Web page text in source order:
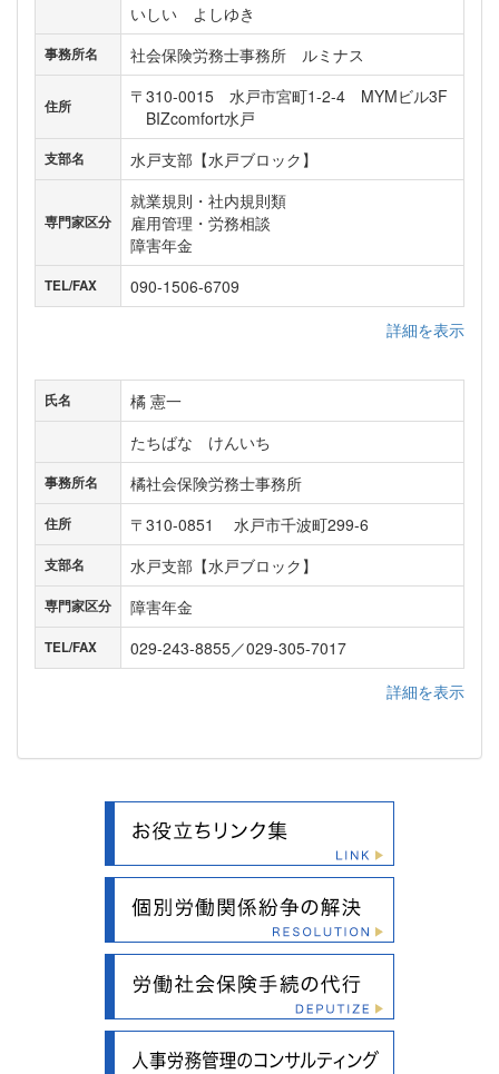
いしい よしゆき
事務所名 社会保険労務士事務所 ルミナス
住所
〒310-0015 水戸市宮町1-2-4 MYMビル3F
BIZcomfort水戸
支部名 水戸支部【水戸ブロック】
専門家区分
就業規則・社内規則類
雇用管理・労務相談
障害年金
TEL/FAX
090-1506-6709
詳細を表示
氏名
橘 憲一
たちばな けんいち
事務所名 橘社会保険労務士事務所
住所 〒310-0851 水戸市千波町299-6
支部名 水戸支部【水戸ブロック】
専門家区分 障害年金
TEL/FAX
029-243-8855／029-305-7017
詳細を表示